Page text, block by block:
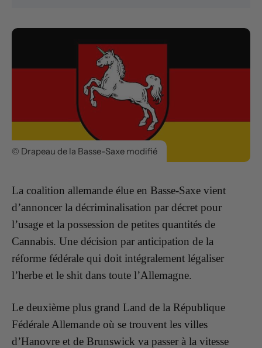
© Drapeau de la Basse-Saxe modifié
La coalition allemande élue en Basse-Saxe vient
d’annoncer la décriminalisation par décret pour
l’usage et la possession de petites quantités de
Cannabis. Une décision par anticipation de la
réforme fédérale qui doit intégralement légaliser
l’herbe et le shit dans toute l’Allemagne.
Le deuxième plus grand Land de la République
Fédérale Allemande où se trouvent les villes
d’Hanovre et de Brunswick va passer à la vitesse